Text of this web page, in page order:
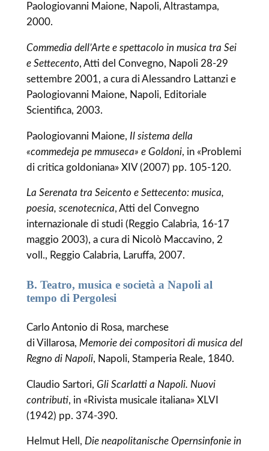
Paologiovanni Maione, Napoli, Altrastampa,
2000.
Commedia dell’Arte e spettacolo in musica tra Sei
e Settecento, Atti del Convegno, Napoli 28-29
settembre 2001, a cura di Alessandro Lattanzi e
Paologiovanni Maione, Napoli, Editoriale
Scientifica, 2003.
Paologiovanni Maione, Il sistema della
«commedeja pe mmuseca» e Goldoni, in «Problemi
di critica goldoniana» XIV (2007) pp. 105-120.
La Serenata tra Seicento e Settecento: musica,
poesia, scenotecnica, Atti del Convegno
internazionale di studi (Reggio Calabria, 16-17
maggio 2003), a cura di Nicolò Maccavino, 2
voll., Reggio Calabria, Laruffa, 2007.
B. Teatro, musica e società a Napoli al
tempo di Pergolesi
Carlo Antonio di Rosa, marchese
di Villarosa, Memorie dei compositori di musica del
Regno di Napoli, Napoli, Stamperia Reale, 1840.
Claudio Sartori, Gli Scarlatti a Napoli. Nuovi
contributi, in «Rivista musicale italiana» XLVI
(1942) pp. 374-390.
Helmut Hell, Die neapolitanische Opernsinfonie in